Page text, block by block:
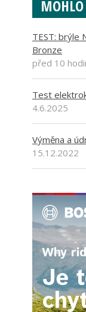
TEST: brýle
Bronze
před 10
Test
4.6.2025
Výměna a
15.12.2022